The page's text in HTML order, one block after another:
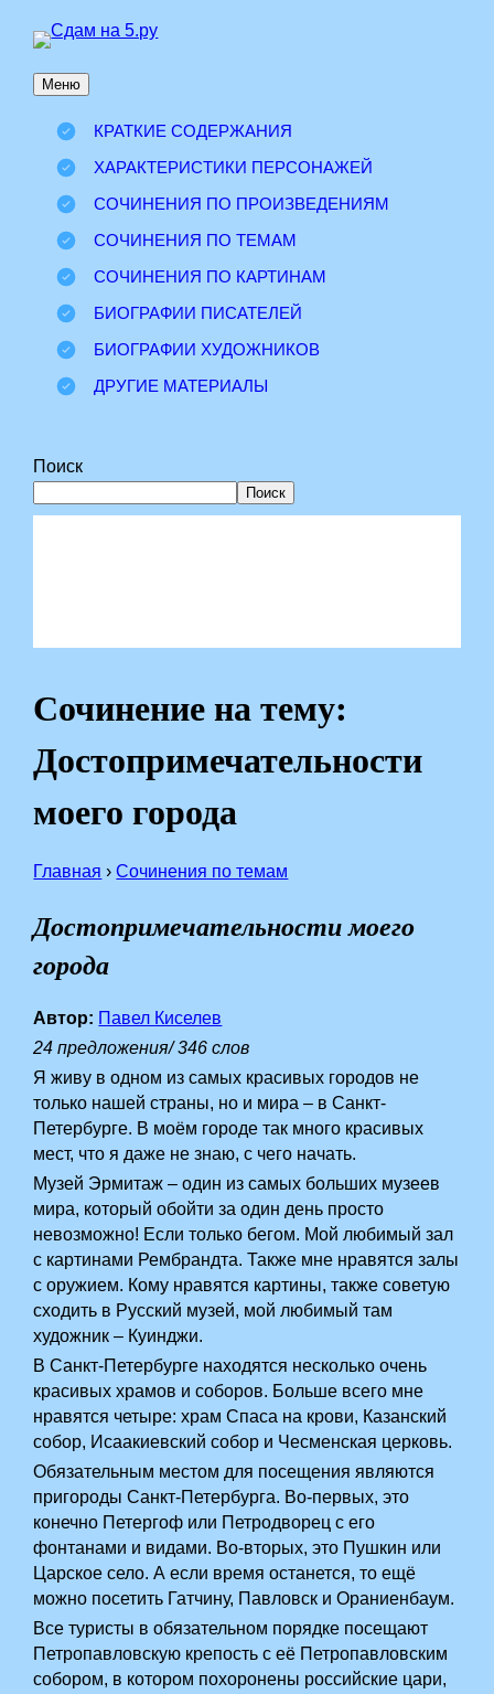
Перейти
содержимому
Меню
КРАТКИЕ СОДЕРЖАНИЯ
ХАРАКТЕРИСТИКИ ПЕРСОНАЖЕЙ
СОЧИНЕНИЯ ПО ПРОИЗВЕДЕНИЯМ
СОЧИНЕНИЯ ПО ТЕМАМ
СОЧИНЕНИЯ ПО КАРТИНАМ
БИОГРАФИИ ПИСАТЕЛЕЙ
БИОГРАФИИ ХУДОЖНИКОВ
ДРУГИЕ МАТЕРИАЛЫ
Поиск
Поиск
Сочинение на тему:
Достопримечательности
моего города
Главная › Сочинения по темам
Достопримечательности моего
города
Автор: Павел Киселев
24 предложения/ 346 слов
Я живу в одном из самых красивых городов не
только нашей страны, но и мира – в Санкт-
Петербурге.­ В моём городе так много красивых
мест, что я даже не знаю, с чего начать.
Музей Эрмитаж – один из самых больших музеев
мира, который обойти за один день просто
невозможно! Если только бегом. Мой любимый зал
с картинами Рембрандта. Также мне нравятся залы
с оружием. Кому нравятся картины, также советую
сходить в Русский музей, мой любимый там
художник – Куинджи.
В Санкт-Петербурге находятся несколько очень
красивых храмов и соборов. Больше всего мне
нравятся четыре: храм Спаса на крови, Казанский
собор, Исаакиевский собор и Чесменская церковь.
Обязательным местом для посещения являются
пригороды Санкт-Петербурга. Во-первых, это
конечно Петергоф или Петродворец с его
фонтанами и видами. Во-вторых, это Пушкин или
Царское село. А если время останется, то ещё
можно посетить Гатчину, Павловск и Ораниенбаум.
Все туристы в обязательном порядке посещают
Петропавловскую крепость с её Петропавловским
собором, в котором похоронены российские цари,